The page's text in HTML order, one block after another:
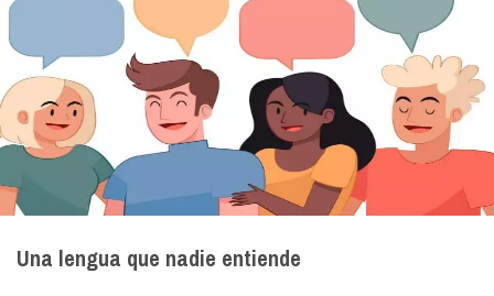
Una lengua que nadie entiende